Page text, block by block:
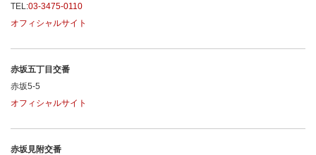
TEL:03-3475-0110
オフィシャルサイト
赤坂五丁目交番
赤坂5-5
オフィシャルサイト
赤坂見附交番